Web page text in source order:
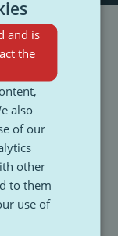
von
Blockade.
begonnen,
nationalen
EU hat über die
Projekt FROST-
wie das
Gebieten
wie
sehr spät; ein
nach
and is
the
also
of our
other
to them
use of